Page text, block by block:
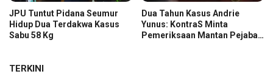
JPU Tuntut Pidana Seumur
Hidup Dua Terdakwa Kasus
Sabu 58 Kg
Dua Tahun Kasus Andrie
Yunus: KontraS Minta
Pemeriksaan Mantan Pejabat
TERKINI